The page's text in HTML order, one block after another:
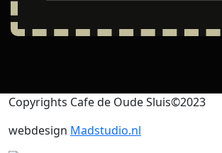
Copyrights Cafe de Oude Sluis©2023
webdesign Madstudio.nl